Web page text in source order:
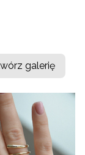
galerię